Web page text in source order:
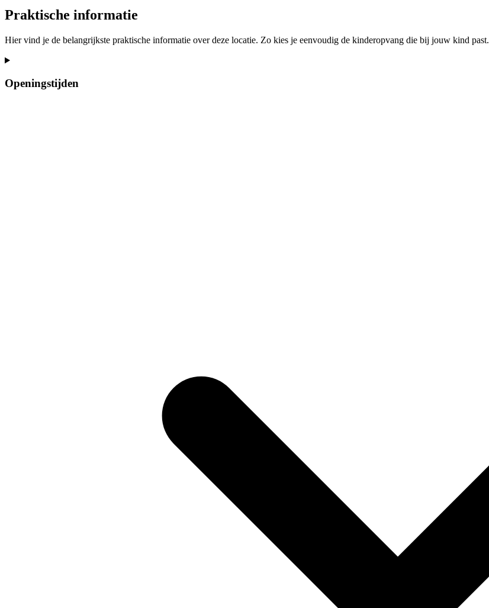
Praktische informatie
Hier vind je de belangrijkste praktische informatie over deze locatie. Zo kies je eenvoudig de kinderopvang die bij jouw kind past.
Openingstijden